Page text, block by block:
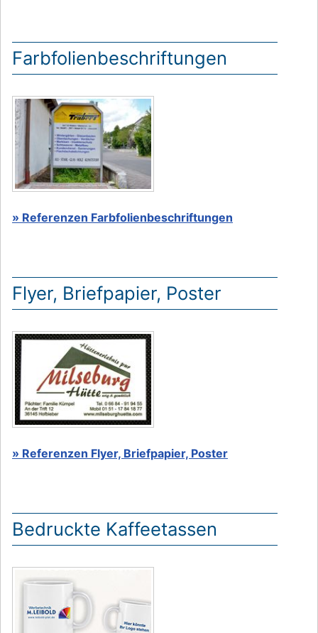
Farbfolienbeschriftungen
» Referenzen Farbfolienbeschriftungen
Flyer, Briefpapier, Poster
» Referenzen Flyer, Briefpapier, Poster
Bedruckte Kaffeetassen